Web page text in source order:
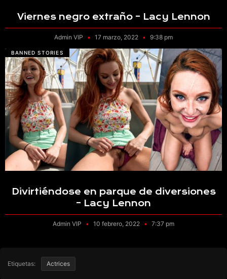
Viernes negro extraño – Lacy Lennon
Admin VIP 17 marzo, 2022 9:38 pm
BANNED STORIES
Divirtiéndose en parque de diversiones
– Lacy Lennon
Admin VIP 10 febrero, 2022 7:37 pm
Etiquetas: Actrices